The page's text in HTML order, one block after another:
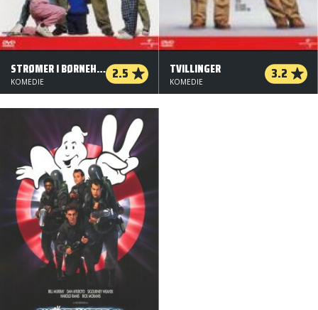
STRØMER I BØRNEHAVEKLASSEN 2.5
KOMEDIE
TVILLINGER 3.2
KOMEDIE